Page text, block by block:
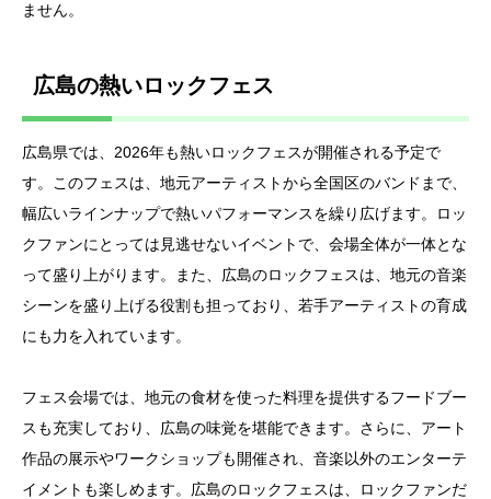
ません。
広島の熱いロックフェス
広島県では、2026年も熱いロックフェスが開催される予定で
す。このフェスは、地元アーティストから全国区のバンドまで、
幅広いラインナップで熱いパフォーマンスを繰り広げます。ロッ
クファンにとっては見逃せないイベントで、会場全体が一体とな
って盛り上がります。また、広島のロックフェスは、地元の音楽
シーンを盛り上げる役割も担っており、若手アーティストの育成
にも力を入れています。
フェス会場では、地元の食材を使った料理を提供するフードブー
スも充実しており、広島の味覚を堪能できます。さらに、アート
作品の展示やワークショップも開催され、音楽以外のエンターテ
イメントも楽しめます。広島のロックフェスは、ロックファンだ